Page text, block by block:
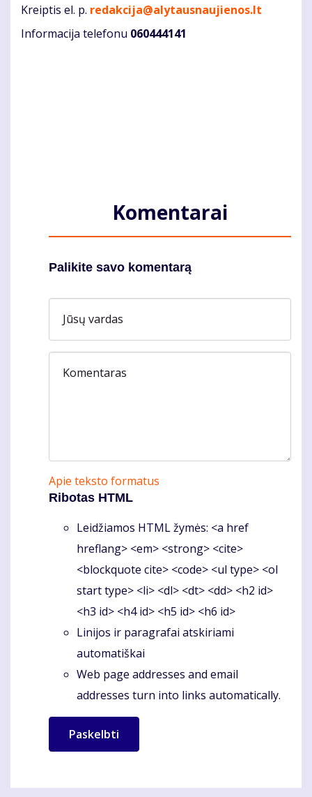
Kreiptis el. p. redakcija@alytausnaujienos.lt
Informacija telefonu 060444141
Komentarai
Palikite savo komentarą
Jūsų vardas
Komentaras
Apie teksto formatus
Ribotas HTML
Leidžiamos HTML žymės: <a href
hreflang> <em> <strong> <cite>
<blockquote cite> <code> <ul type> <ol
start type> <li> <dl> <dt> <dd> <h2 id>
<h3 id> <h4 id> <h5 id> <h6 id>
Linijos ir paragrafai atskiriami
automatiškai
Web page addresses and email
addresses turn into links automatically.